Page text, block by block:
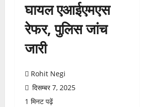
घायल एआईएमएस
रेफर, पुलिस जांच
जारी
Rohit Negi
दिसम्बर 7, 2025
1 मिनट पढ़ें